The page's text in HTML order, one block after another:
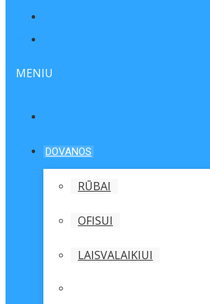
MENIU
DOVANOS
RŪBAI
OFISUI
LAISVALAIKIUI